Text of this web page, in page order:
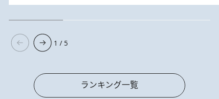
1 / 5
ランキング一覧